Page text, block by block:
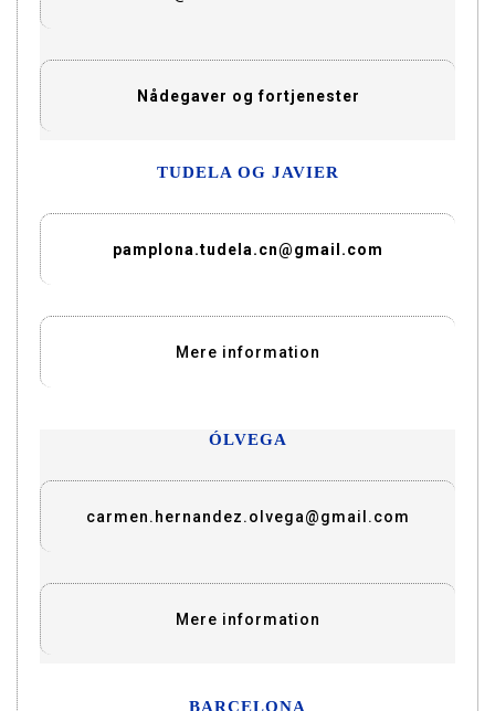
Nådegaver og fortjenester
TUDELA OG JAVIER
pamplona.tudela.cn@gmail.com
Mere information
ÓLVEGA
carmen.hernandez.olvega@gmail.com
Mere information
BARCELONA